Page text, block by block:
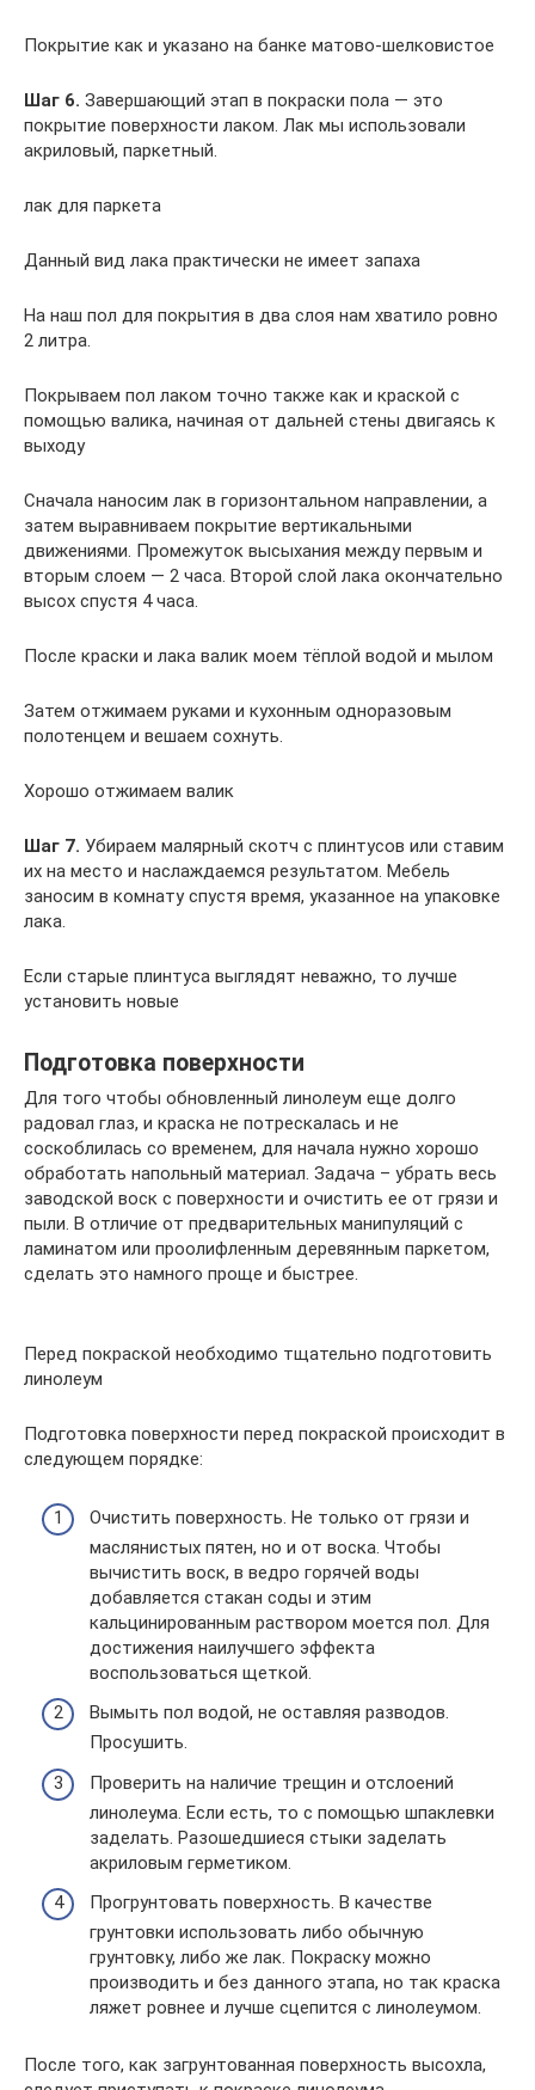
Покрытие как и указано на банке матово-шелковистое
Шаг 6. Завершающий этап в покраски пола — это
покрытие поверхности лаком. Лак мы использовали
акриловый, паркетный.
лак для паркета
Данный вид лака практически не имеет запаха
На наш пол для покрытия в два слоя нам хватило ровно
2 литра.
Покрываем пол лаком точно также как и краской с
помощью валика, начиная от дальней стены двигаясь к
выходу
Сначала наносим лак в горизонтальном направлении, а
затем выравниваем покрытие вертикальными
движениями. Промежуток высыхания между первым и
вторым слоем — 2 часа. Второй слой лака окончательно
высох спустя 4 часа.
После краски и лака валик моем тёплой водой и мылом
Затем отжимаем руками и кухонным одноразовым
полотенцем и вешаем сохнуть.
Хорошо отжимаем валик
Шаг 7. Убираем малярный скотч с плинтусов или ставим
их на место и наслаждаемся результатом. Мебель
заносим в комнату спустя время, указанное на упаковке
лака.
Если старые плинтуса выглядят неважно, то лучше
установить новые
Подготовка поверхности
Для того чтобы обновленный линолеум еще долго
радовал глаз, и краска не потрескалась и не
соскоблилась со временем, для начала нужно хорошо
обработать напольный материал. Задача – убрать весь
заводской воск с поверхности и очистить ее от грязи и
пыли. В отличие от предварительных манипуляций с
ламинатом или проолифленным деревянным паркетом,
сделать это намного проще и быстрее.
Перед покраской необходимо тщательно подготовить
линолеум
Подготовка поверхности перед покраской происходит в
следующем порядке:
Очистить поверхность. Не только от грязи и
маслянистых пятен, но и от воска. Чтобы
вычистить воск, в ведро горячей воды
добавляется стакан соды и этим
кальцинированным раствором моется пол. Для
достижения наилучшего эффекта
воспользоваться щеткой.
Вымыть пол водой, не оставляя разводов.
Просушить.
Проверить на наличие трещин и отслоений
линолеума. Если есть, то с помощью шпаклевки
заделать. Разошедшиеся стыки заделать
акриловым герметиком.
Прогрунтовать поверхность. В качестве
грунтовки использовать либо обычную
грунтовку, либо же лак. Покраску можно
производить и без данного этапа, но так краска
ляжет ровнее и лучше сцепится с линолеумом.
После того, как загрунтованная поверхность высохла,